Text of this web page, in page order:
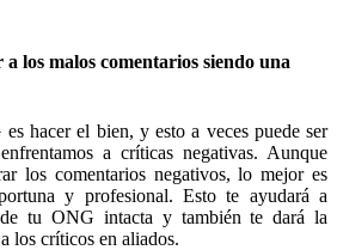
los malos comentarios siendo una
hacer el bien, y esto a veces puede ser
a críticas negativas. Aunque
los comentarios negativos, lo mejor es
y profesional. Esto te ayudará a
tu ONG intacta y también te dará la
los críticos en aliados.